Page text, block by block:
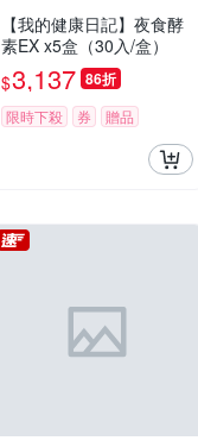
【我的健康日記】夜食酵
素EX x5盒（30入/盒）
$3,137 86折
限時下殺 券 贈品